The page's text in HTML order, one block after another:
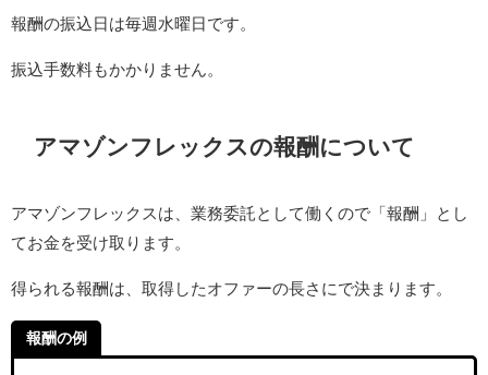
報酬の振込日は毎週水曜日です。
振込手数料もかかりません。
アマゾンフレックスの報酬について
アマゾンフレックスは、業務委託として働くので「報酬」とし
てお金を受け取ります。
得られる報酬は、取得したオファーの長さにで決まります。
報酬の例